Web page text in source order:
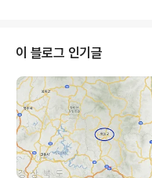
면이 없지 않았죠. 끊기 힘든 것으로
에 절대 밀리지 않을 '삼성'이 아닌
성'기획을 꿈꾸면서 둘러보니 우리
'삼성'을 목격하게 됩니다. 일단, 쓰
닳도록 쓸 겁니다. 쓰고 있던 '삼성'
고 새로 구입을 한..
이 블로그 인기글